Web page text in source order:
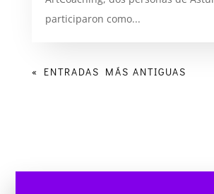
participaron como...
« ENTRADAS MÁS ANTIGUAS